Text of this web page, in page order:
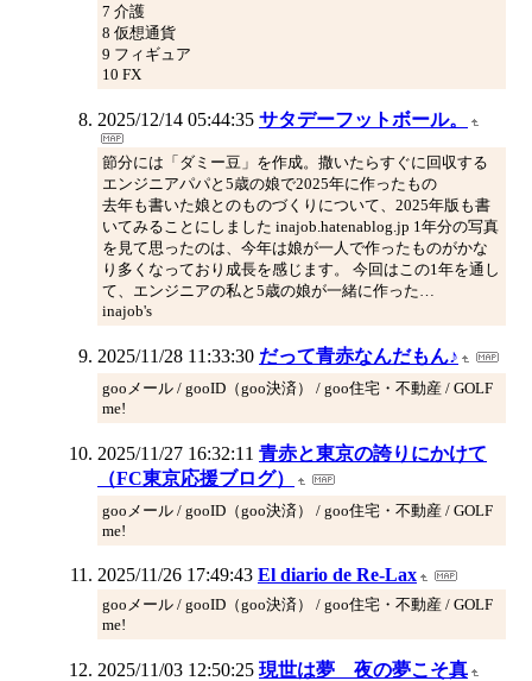
7 介護
8 仮想通貨
9 フィギュア
10 FX
2025/12/14 05:44:35 サタデーフットボール。
節分には「ダミー豆」を作成。撒いたらすぐに回収する
エンジニアパパと5歳の娘で2025年に作ったもの
去年も書いた娘とのものづくりについて、2025年版も書
いてみることにしました inajob.hatenablog.jp 1年分の写真
を見て思ったのは、今年は娘が一人で作ったものがかな
り多くなっており成長を感じます。 今回はこの1年を通し
て、エンジニアの私と5歳の娘が一緒に作った…
inajob's
2025/11/28 11:33:30 だって青赤なんだもん♪
gooメール / gooID（goo決済） / goo住宅・不動産 / GOLF
me!
2025/11/27 16:32:11 青赤と東京の誇りにかけて
（FC東京応援ブログ）
gooメール / gooID（goo決済） / goo住宅・不動産 / GOLF
me!
2025/11/26 17:49:43 El diario de Re-Lax
gooメール / gooID（goo決済） / goo住宅・不動産 / GOLF
me!
2025/11/03 12:50:25 現世は夢 夜の夢こそ真